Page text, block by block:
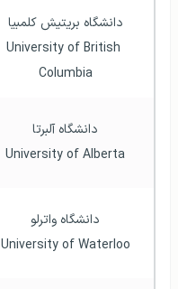
دانشگاه بریتیش کلمبیا
University of British
Columbia
دانشگاه آلبرتا
University of Alberta
دانشگاه واترلو
University of Waterloo